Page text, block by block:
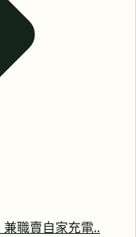
兼職賣自家充電..